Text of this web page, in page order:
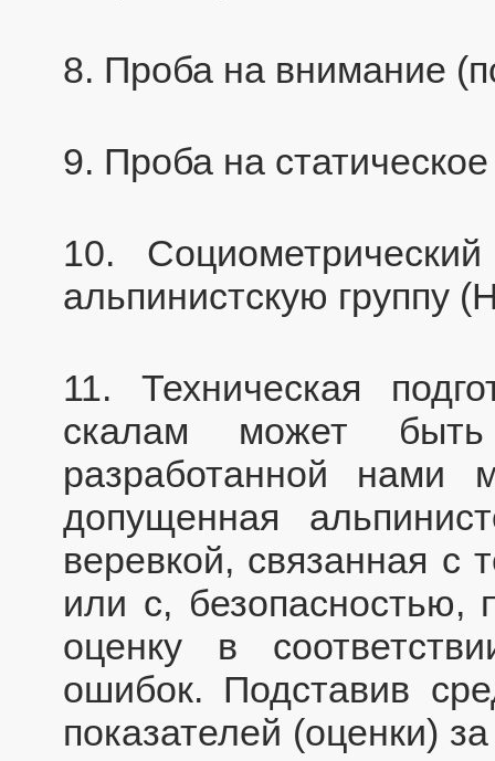
8. Проба на внимание
9. Проба на
10.
альпинистскую группу
11. Техническая
скалам может
разработанной нами
допущенная
веревкой, связанная с
или с, безопасностью,
оценку в
ошибок. Подставив
показателей (оценки)